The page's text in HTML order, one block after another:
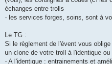
échanges entre trolls
- les services forges, soins, sont à
Le TG :
Si le règlement de l'évent vous
un clone de votre troll à l'identique
- A l'identique : entrainements et